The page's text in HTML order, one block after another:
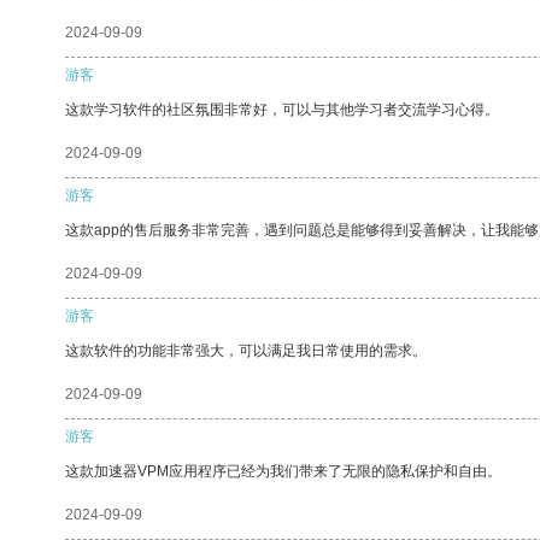
2024-09-09
游客
这款学习软件的社区氛围非常好，可以与其他学习者交流学习心得。
2024-09-09
游客
这款app的售后服务非常完善，遇到问题总是能够得到妥善解决，让我能够
2024-09-09
游客
这款软件的功能非常强大，可以满足我日常使用的需求。
2024-09-09
游客
这款加速器VPM应用程序已经为我们带来了无限的隐私保护和自由。
2024-09-09